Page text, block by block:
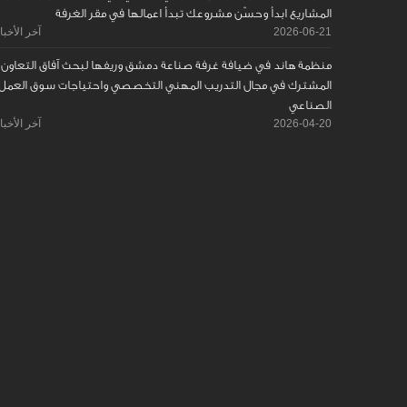
المشاريع ابدأ وحسّن مشروعك تبدأ اعمالها في مقر الغرفة
2026-06-21 آخر
منظمة هاند في ضيافة غرفة صناعة دمشق وريفها لبحث آفاق التعاون
المشترك في مجال التدريب المهني التخصصي واحتياجات سوق
الصناعي
2026-04-20 آخر